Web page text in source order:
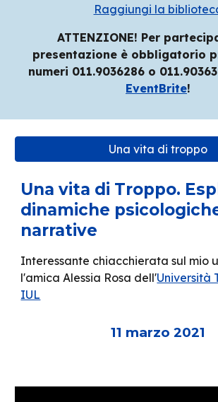
Raggiungi la
ATTENZIONE! Per
presentazione è obbligatorio
numeri 011.9036286 o
EventBrite!
Una vita di troppo
Una vita di Troppo.
dinamiche
narrative
Interessante chiacchierata sul mio
l'amica Alessia Rosa dell'Università
IUL
11 marzo 2021